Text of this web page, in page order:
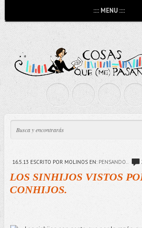
:::: MENU ::::
16.5.13 ESCRITO POR MOLINOS EN: PENSANDO..
LOS SINHIJOS VISTOS
CONHIJOS.